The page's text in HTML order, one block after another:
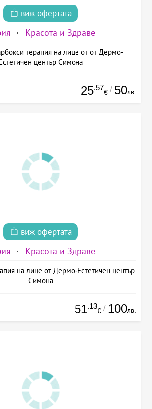
виж офертата
Красота и Здраве
терапия на лице от от Дермо-
Естетичен център Симона
25.57
€ / 50лв.
виж офертата
Красота и Здраве
на лице от Дермо-Естетичен център
Симона
51.13
€ / 100лв.